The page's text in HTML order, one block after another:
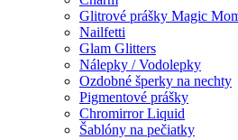
Glitrové prášky Magic
Nailfetti
Glam Glitters
Nálepky / Vodolepky
Ozdobné šperky na nechty
Pigmentové prášky
Chromirror Liquid
Šablóny na pečiatky